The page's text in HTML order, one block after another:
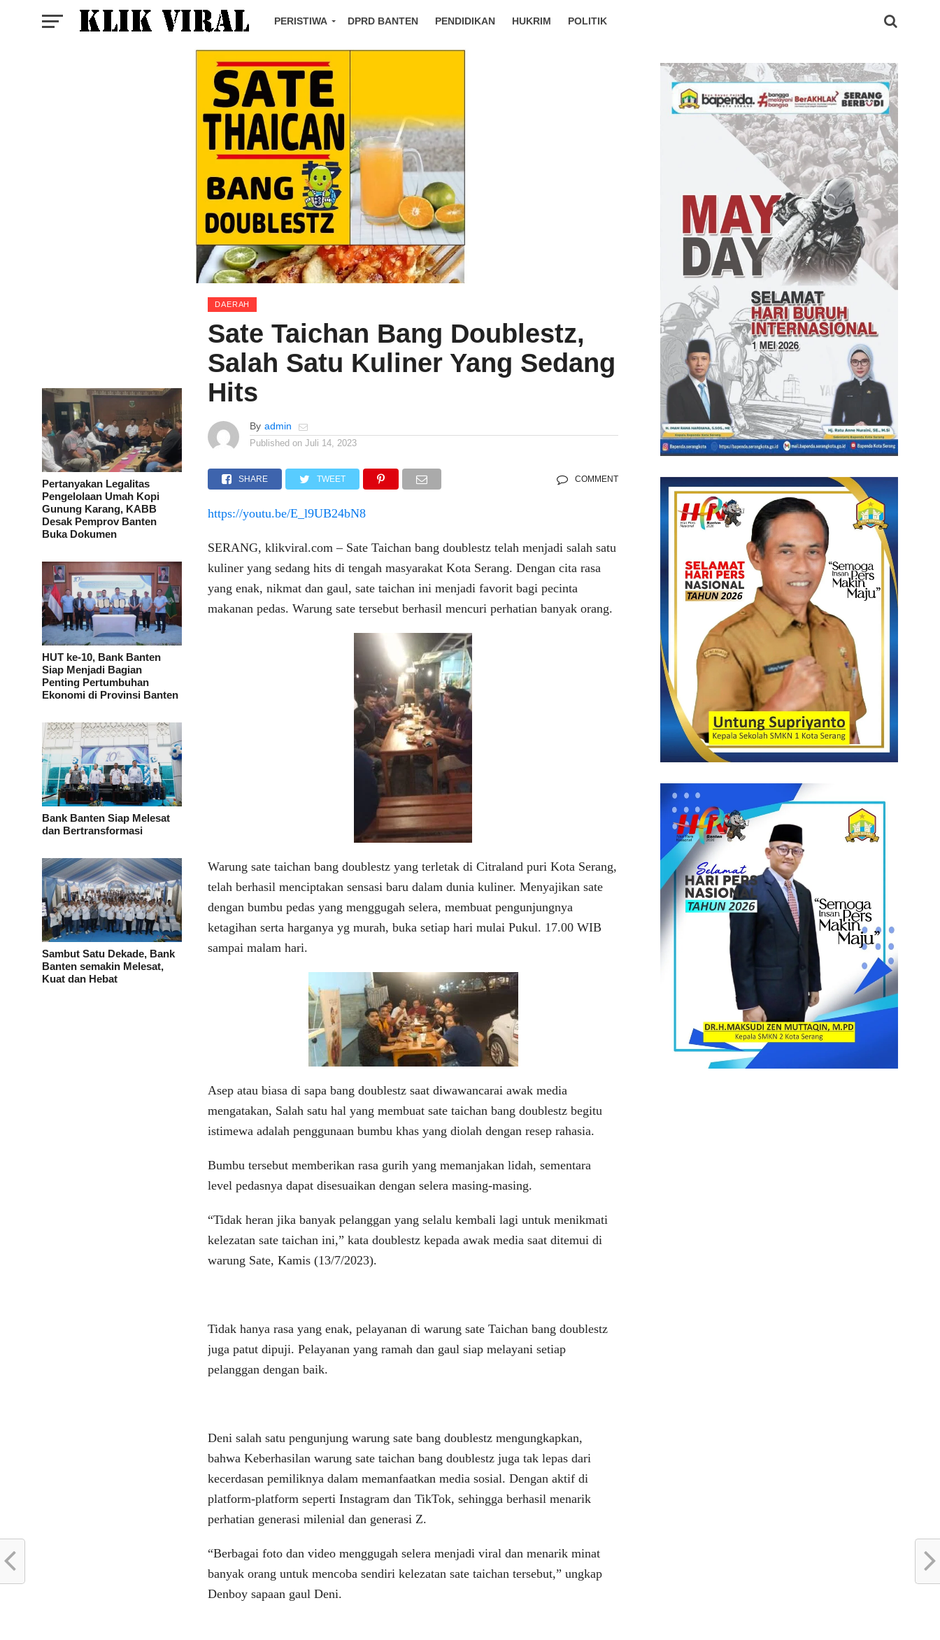
PERISTIWA DPRD BANTEN PENDIDIKAN HUKRIM POLITIK
Pertanyakan Legalitas
Pengelolaan Umah Kopi
Gunung Karang, KABB
Desak Pemprov Banten
Buka Dokumen
HUT ke-10, Bank Banten
Siap Menjadi Bagian
Penting Pertumbuhan
Ekonomi di Provinsi Banten
Bank Banten Siap Melesat
dan Bertransformasi
Sambut Satu Dekade, Bank
Banten semakin Melesat,
Kuat dan Hebat
DAERAH
Sate Taichan Bang Doublestz,
Salah Satu Kuliner Yang Sedang
Hits
By admin
Published on Juli 14, 2023
SHARE TWEET COMMENT
https://youtu.be/E_l9UB24bN8
SERANG, klikviral.com – Sate Taichan bang doublestz telah menjadi salah satu
kuliner yang sedang hits di tengah masyarakat Kota Serang. Dengan cita rasa
yang enak, nikmat dan gaul, sate taichan ini menjadi favorit bagi pecinta
makanan pedas. Warung sate tersebut berhasil mencuri perhatian banyak orang.
Warung sate taichan bang doublestz yang terletak di Citraland puri Kota Serang,
telah berhasil menciptakan sensasi baru dalam dunia kuliner. Menyajikan sate
dengan bumbu pedas yang menggugah selera, membuat pengunjungnya
ketagihan serta harganya yg murah, buka setiap hari mulai Pukul. 17.00 WIB
sampai malam hari.
Asep atau biasa di sapa bang doublestz saat diwawancarai awak media
mengatakan, Salah satu hal yang membuat sate taichan bang doublestz begitu
istimewa adalah penggunaan bumbu khas yang diolah dengan resep rahasia.
Bumbu tersebut memberikan rasa gurih yang memanjakan lidah, sementara
level pedasnya dapat disesuaikan dengan selera masing-masing.
“Tidak heran jika banyak pelanggan yang selalu kembali lagi untuk menikmati
kelezatan sate taichan ini,” kata doublestz kepada awak media saat ditemui di
warung Sate, Kamis (13/7/2023).
Tidak hanya rasa yang enak, pelayanan di warung sate Taichan bang doublestz
juga patut dipuji. Pelayanan yang ramah dan gaul siap melayani setiap
pelanggan dengan baik.
Deni salah satu pengunjung warung sate bang doublestz mengungkapkan,
bahwa Keberhasilan warung sate taichan bang doublestz juga tak lepas dari
kecerdasan pemiliknya dalam memanfaatkan media sosial. Dengan aktif di
platform-platform seperti Instagram dan TikTok, sehingga berhasil menarik
perhatian generasi milenial dan generasi Z.
“Berbagai foto dan video menggugah selera menjadi viral dan menarik minat
banyak orang untuk mencoba sendiri kelezatan sate taichan tersebut,” ungkap
Denboy sapaan gaul Deni.